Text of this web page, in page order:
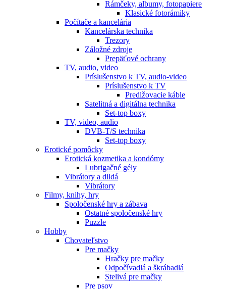
Rámčeky, albumy, fotopapiere
Klasické fotorámiky
Počítače a kancelária
Kancelárska technika
Trezory
Záložné zdroje
Prepäťové ochrany
TV, audio, video
Príslušenstvo k TV, audio-video
Príslušenstvo k TV
Predlžovacie káble
Satelitná a digitálna technika
Set-top boxy
TV, video, audio
DVB-T/S technika
Set-top boxy
Erotické pomôcky
Erotická kozmetika a kondómy
Lubrigačné gély
Vibrátory a dildá
Vibrátory
Filmy, knihy, hry
Spoločenské hry a zábava
Ostatné spoločenské hry
Puzzle
Hobby
Chovateľstvo
Pre mačky
Hračky pre mačky
Odpočívadlá a škrábadlá
Stelivá pre mačky
Pre psov